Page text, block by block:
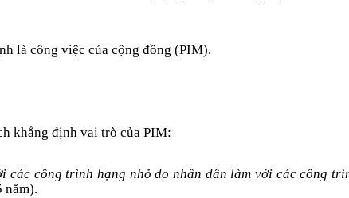
là công việc của cộng đồng (PIM).
khẳng định vai trò của PIM:
công trình hạng nhỏ do nhân dân làm với các công
năm).